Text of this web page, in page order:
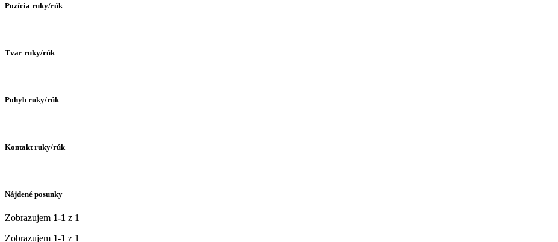
Pozícia ruky/rúk
Tvar ruky/rúk
Pohyb ruky/rúk
Kontakt ruky/rúk
Nájdené posunky
Zobrazujem 1-1 z 1
Zobrazujem 1-1 z 1